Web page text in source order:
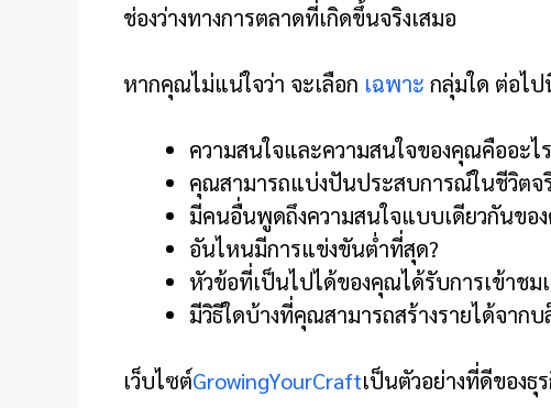
ช่องว่างทางการตลาดที่เกิดขึ้นจริงเสมอ
หากคุณไม่แน่ใจว่า จะเลือก เฉพาะ กลุ่มใด ต่อไ
ความสนใจและความสนใจของคุณคืออะไ
คุณสามารถแบ่งปันประสบการณ์ในชีวิตจ
มีคนอื่นพูดถึงความสนใจแบบเดียวกันขอ
อันไหนมีการแข่งขันต่ำที่สุด?
หัวข้อที่เป็นไปได้ของคุณได้รับการเข้าชม
มีวิธีใดบ้างที่คุณสามารถสร้างรายได้จาก
เว็บไซต์GrowingYourCraftเป็นตัวอย่างที่ดีของ